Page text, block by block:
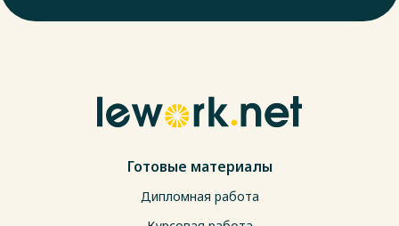
Готовые материалы
Дипломная работа